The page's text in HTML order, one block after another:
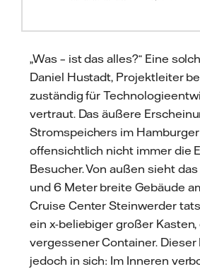
„Was – ist das alles?“ Eine
Daniel Hustadt, Projektleiter
zuständig für
vertraut. Das äußere
Stromspeichers im
offensichtlich nicht immer die
Besucher. Von außen sieht
und 6 Meter breite Gebäude
Cruise Center Steinwerder
ein x-beliebiger großer Kasten,
vergessener Container. Dieser
jedoch in sich: Im Inneren